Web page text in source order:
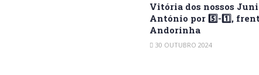
Vitória dos nossos
António por 5️⃣-1️⃣,
Andorinha
30 OUTUBRO 2024